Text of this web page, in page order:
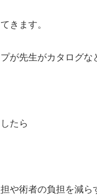
きます。
が先生がカタログな
たら
や術者の負担を減ら